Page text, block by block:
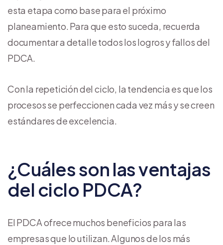
esta etapa como base para el próximo
planeamiento. Para que esto suceda, recuerda
documentar a detalle todos los logros y fallos del
PDCA.
Con la repetición del ciclo, la tendencia es que los
procesos se perfeccionen cada vez más y se creen
estándares de excelencia.
¿Cuáles son las ventajas
del ciclo PDCA?
El PDCA ofrece muchos beneficios para las
empresas que lo utilizan. Algunos de los más